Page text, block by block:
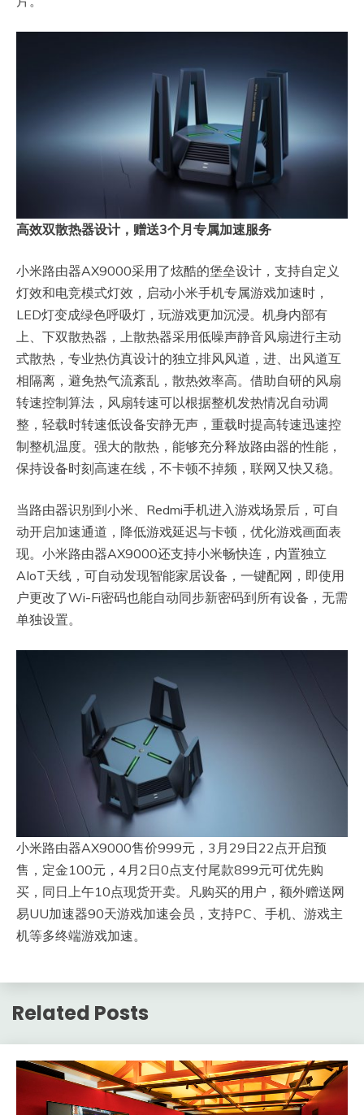
高效双散热器设计，赠送3个月专属加速服务
小米路由器AX9000采用了炫酷的堡垒设计，支持自定义
灯效和电竞模式灯效，启动小米手机专属游戏加速时，
LED灯变成绿色呼吸灯，玩游戏更加沉浸。机身内部有
上、下双散热器，上散热器采用低噪声静音风扇进行主动
式散热，专业热仿真设计的独立排风风道，进、出风道互
相隔离，避免热气流紊乱，散热效率高。借助自研的风扇
转速控制算法，风扇转速可以根据整机发热情况自动调
整，轻载时转速低设备安静无声，重载时提高转速迅速控
制整机温度。强大的散热，能够充分释放路由器的性能，
保持设备时刻高速在线，不卡顿不掉频，联网又快又稳。
当路由器识别到小米、Redmi手机进入游戏场景后，可自
动开启加速通道，降低游戏延迟与卡顿，优化游戏画面表
现。小米路由器AX9000还支持小米畅快连，内置独立
AIoT天线，可自动发现智能家居设备，一键配网，即使用
户更改了Wi-Fi密码也能自动同步新密码到所有设备，无需
单独设置。
小米路由器AX9000售价999元，3月29日22点开启预
售，定金100元，4月2日0点支付尾款899元可优先购
买，同日上午10点现货开卖。凡购买的用户，额外赠送网
易UU加速器90天游戏加速会员，支持PC、手机、游戏主
机等多终端游戏加速。
Related Posts